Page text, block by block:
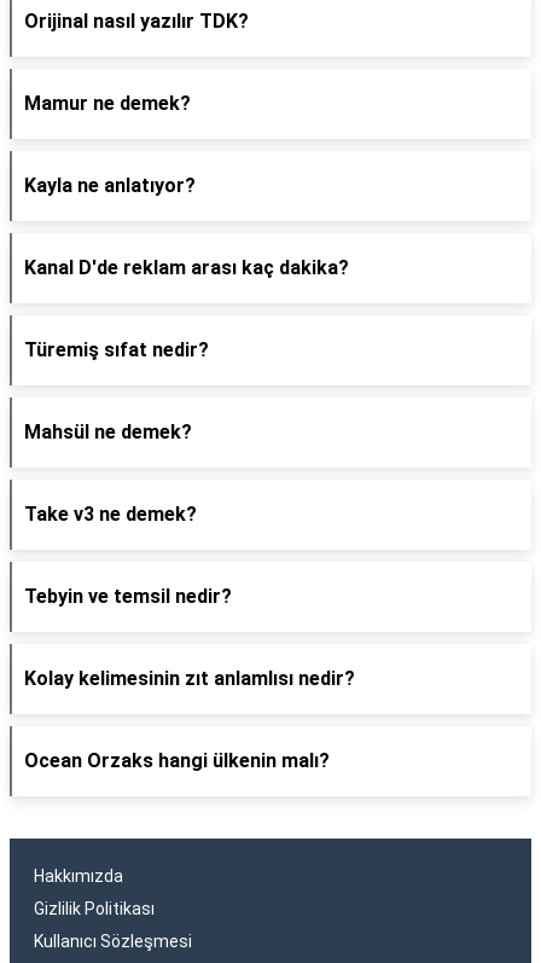
Orijinal nasıl yazılır TDK?
Mamur ne demek?
Kayla ne anlatıyor?
Kanal D'de reklam arası kaç dakika?
Türemiş sıfat nedir?
Mahsül ne demek?
Take v3 ne demek?
Tebyin ve temsil nedir?
Kolay kelimesinin zıt anlamlısı nedir?
Ocean Orzaks hangi ülkenin malı?
Hakkımızda
Gizlilik Politikası
Kullanıcı Sözleşmesi